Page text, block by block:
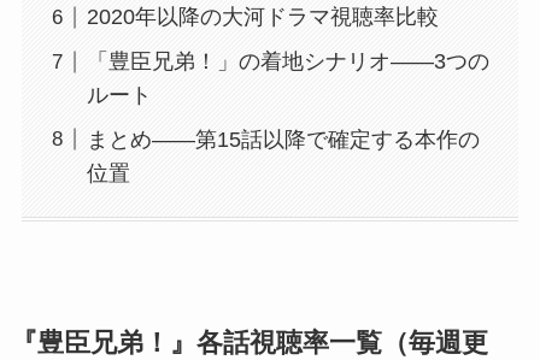
2020年以降の大河ドラマ視聴率比較
「豊臣兄弟！」の着地シナリオ——3つの
ルート
まとめ——第15話以降で確定する本作の
位置
『豊臣兄弟！』各話視聴率一覧（毎週更